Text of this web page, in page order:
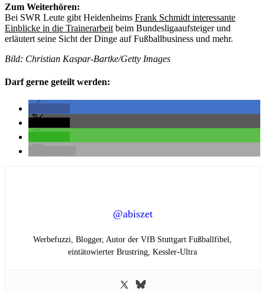
Zum Weiterhören:
Bei SWR Leute gibt Heidenheims Frank Schmidt interessante
Einblicke in die Trainerarbeit beim Bundesligaaufsteiger und
erläutert seine Sicht der Dinge auf Fußballbusiness und mehr.
Bild: Christian Kaspar-Bartke/Getty Images
Darf gerne geteilt werden:
@abiszet
Werbefuzzi, Blogger, Autor der VfB Stuttgart Fußballfibel,
eintätowierter Brustring, Kessler-Ultra